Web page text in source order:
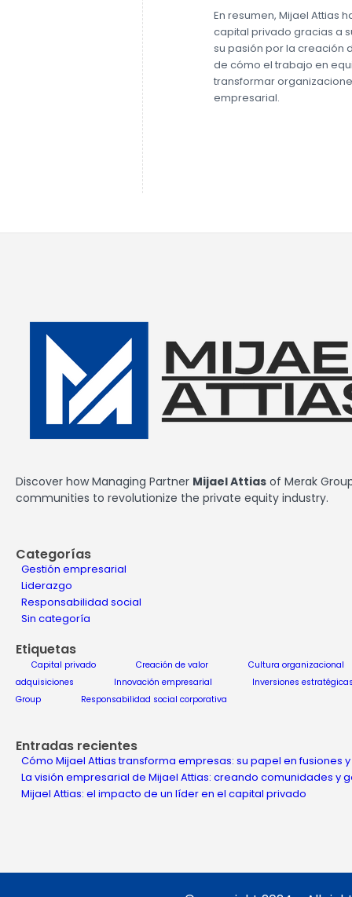
En resumen, Mijael Attias
capital privado gracias a
su pasión por la creación
de cómo el trabajo en
transformar
empresarial.
Discover how Managing Partner Mijael Attias of Merak
communities to revolutionize the private equity industry.
Categorías
Gestión empresarial
Liderazgo
Responsabilidad social
Sin categoría
Etiquetas
Capital privado Creación de valor
Cultura organizacional
adquisiciones
Innovación empresarial
Inversiones
Group
Responsabilidad social corporativa
Entradas recientes
Cómo Mijael Attias transforma empresas: su papel en fusiones
La visión empresarial de Mijael Attias: creando comunidades y
Mijael Attias: el impacto de un líder en el capital privado